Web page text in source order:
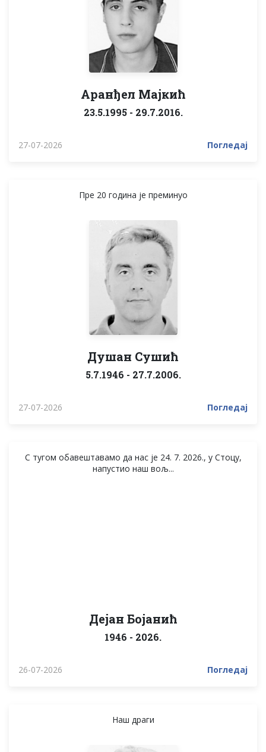
Аранђел Мајкић
23.5.1995 - 29.7.2016.
27-07-2026 Погледај
Пре 20 година је преминуо
Душан Сушић
5.7.1946 - 27.7.2006.
27-07-2026 Погледај
С тугом обавештавамо да нас је 24. 7. 2026., у Стоцу,
напустио наш вољ...
Дејан Бојанић
1946 - 2026.
26-07-2026 Погледај
Наш драги